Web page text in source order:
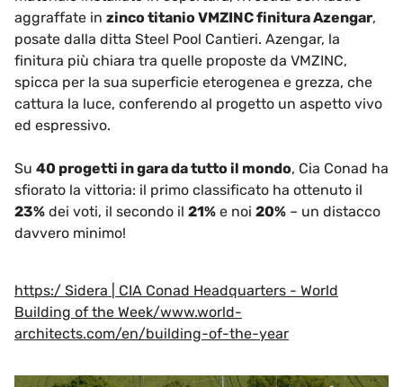
aggraffate in zinco titanio VMZINC finitura Azengar,
posate dalla ditta Steel Pool Cantieri. Azengar, la
finitura più chiara tra quelle proposte da VMZINC,
spicca per la sua superficie eterogenea e grezza, che
cattura la luce, conferendo al progetto un aspetto vivo
ed espressivo.
Su 40 progetti in gara da tutto il mondo, Cia Conad ha
sfiorato la vittoria: il primo classificato ha ottenuto il
23% dei voti, il secondo il 21% e noi 20% – un distacco
davvero minimo!
https:/ Sidera | CIA Conad Headquarters - World
Building of the Week/www.world-
architects.com/en/building-of-the-year